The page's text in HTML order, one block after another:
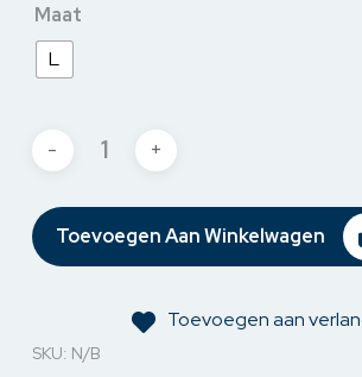
Maat
L
Toevoegen Aan Winkelwagen
Toevoegen aan
SKU: N/B